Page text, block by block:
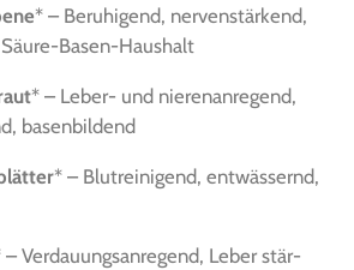
* – Beru­hi­gend, ner­ven­stär­kend,
Basen-Haushalt
* – Leber- und nie­ren­an­re­gend,
basenbildend
* – Blut­rei­ni­gend, ent­wäs­sernd,
– Ver­dau­ungs­an­re­gend, Leber stär­